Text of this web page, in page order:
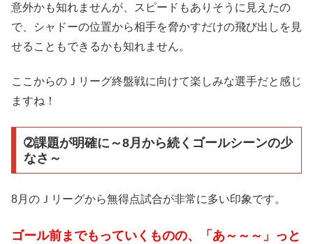
意外かも知れませんが、スピードもありそうに見えたの
で、シャドーの位置から相手を脅かすだけの飛び出しを見
せることもできるかも知れません。
ここからのＪリーグ終盤戦に向けて楽しみな選手だと感じ
ますね！
➁課題が明確に～8月から続くゴールシーンの少
なさ～
8月のＪリーグから無得点試合が非常に多い印象です。
ゴール前までもっていくものの、「あ～～～」っと